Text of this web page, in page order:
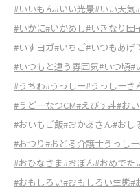
#いいもん#いい光景#いい天気
#いかに#いかめし#いきなり団
#いすヨガ#いちご#いつもあげ
#いつもと違う雰囲気#いつ頃#
#うちわ#うっしー#うっしーさ
#うどーなつCM#えびす丼#お
#おいもご飯#おかあさん#おし
#おつり#おどる介護士うっしー
#おひなさま#おぼん#おめでた
#おもしろい#おもしろい生態#